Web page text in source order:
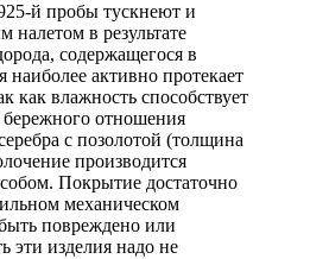
й пробы тускнеют и
в результате
содержащегося в
наиболее активно протекает
как влажность способствует
отношения
с позолотой (толщина
производится
Покрытие достаточно
механическом
повреждено или
эти изделия надо не